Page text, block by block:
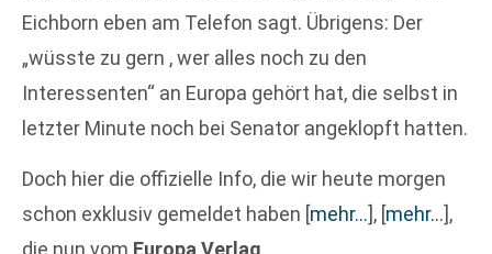
Eichborn eben am Telefon sagt. Übrigens: Der
„wüsste zu gern , wer alles noch zu den
Interessenten“ an Europa gehört hat, die selbst in
letzter Minute noch bei Senator angeklopft hatten.
Doch hier die offizielle Info, die wir heute morgen
schon exklusiv gemeldet haben [mehr…], [mehr…],